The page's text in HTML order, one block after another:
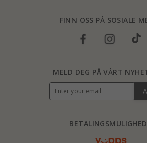
FINN OSS PÅ SOSIALE
MELD DEG PÅ VÅRT